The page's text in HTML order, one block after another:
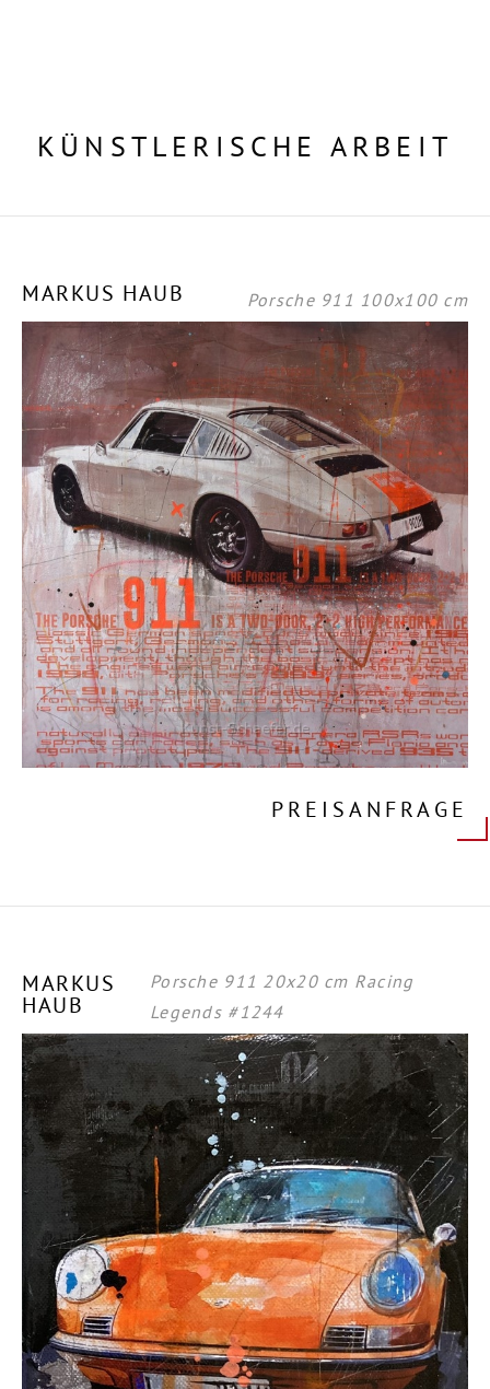
KÜNSTLERISCHE ARBEIT
MARKUS HAUB Porsche 911 100x100 cm
PREISANFRAGE
MARKUS
HAUB
Porsche 911 20x20 cm Racing
Legends #1244